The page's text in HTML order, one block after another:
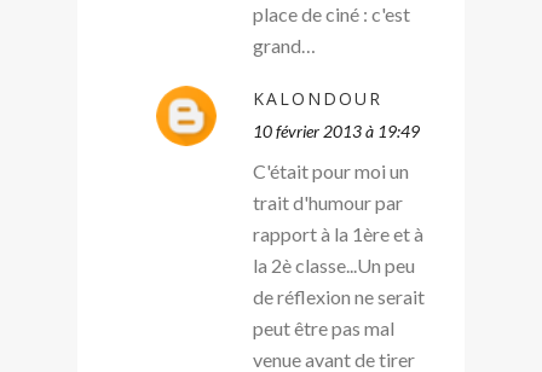
place de ciné : c'est
grand…
KALONDOUR
10 février 2013 à 19:49
C'était pour moi un
trait d'humour par
rapport à la 1ère et à
la 2è classe...Un peu
de réflexion ne serait
peut être pas mal
venue avant de tirer